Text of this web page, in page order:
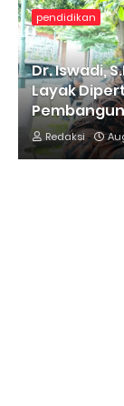
pendidikan
Dr. Iswadi,
Layak
Redaksi